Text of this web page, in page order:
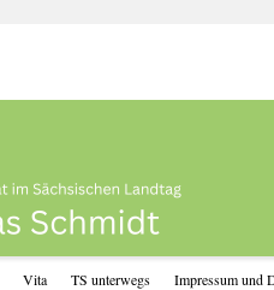
Vita TS unterwegs Impressum und